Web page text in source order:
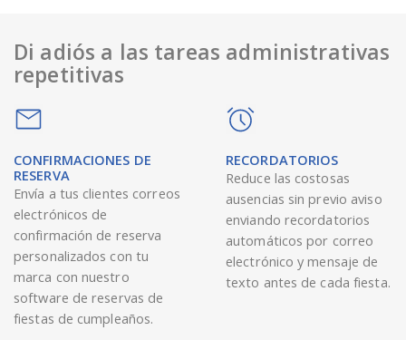
Di adiós a las tareas administrativas
repetitivas
CONFIRMACIONES DE
RESERVA
Envía a tus clientes correos
electrónicos de
confirmación de reserva
personalizados con tu
marca con nuestro
software de reservas de
fiestas de cumpleaños.
RECORDATORIOS
Reduce las costosas
ausencias sin previo aviso
enviando recordatorios
automáticos por correo
electrónico y mensaje de
texto antes de cada fiesta.